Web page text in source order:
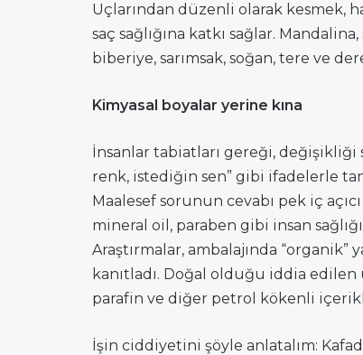
Uçlarından düzenli olarak kesmek,
saç sağlığına katkı sağlar.
biberiye, sarımsak, soğan, tere ve
Kimyasal boyalar yerine kına
İnsanlar tabiatları gereği,
renk, istediğin sen” gibi ifadelerle
Maalesef sorunun cevabı pek iç
mineral oil, paraben gibi insan
Araştırmalar, ambalajında “organik”
kanıtladı. Doğal olduğu iddia
parafin ve diğer petrol kökenli
İşin ciddiyetini şöyle anlatalım: